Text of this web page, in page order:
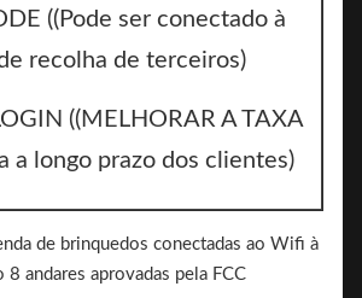
((Pode ser conectado à
recolha de terceiros)
((MELHORAR A TAXA
a longo prazo dos clientes)